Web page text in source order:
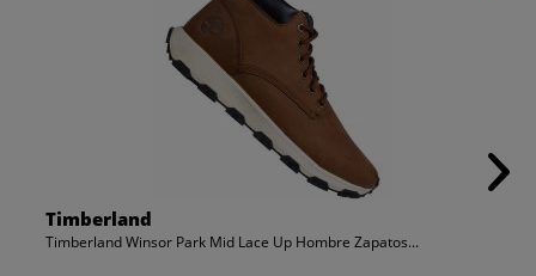
Timberland
Timberland Winsor Park Mid Lace Up Hombre Zapatos...